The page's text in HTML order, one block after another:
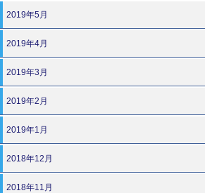
2019年5月
2019年4月
2019年3月
2019年2月
2019年1月
2018年12月
2018年11月